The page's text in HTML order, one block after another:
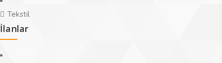
Tekstil
İlanlar